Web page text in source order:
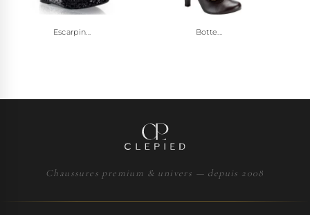
Escarpin... Botte...
Chaussures premium & univers — depuis 2008